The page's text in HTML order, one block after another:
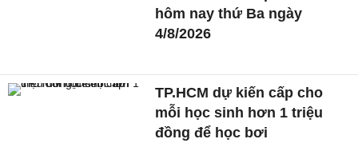
hôm nay thứ Ba ngày
4/8/2026
TP.HCM dự kiến cấp cho
mỗi học sinh hơn 1 triệu
đồng để học bơi